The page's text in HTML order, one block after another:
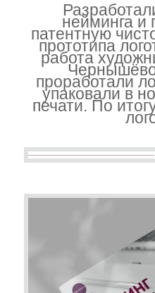
нейминга и
патентную
прототипа
работа
проработали
упаковали в
печати. По